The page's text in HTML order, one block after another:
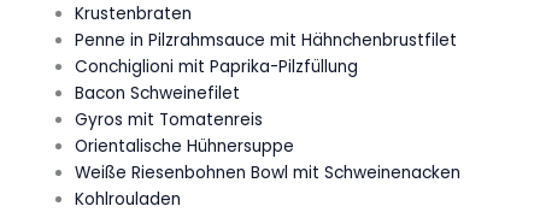
Krustenbraten
Penne in Pilzrahmsauce mit Hähnchenbrustfilet
Conchiglioni mit Paprika-Pilzfüllung
Bacon Schweinefilet
Gyros mit Tomatenreis
Orientalische Hühnersuppe
Weiße Riesenbohnen Bowl mit Schweinenacken
Kohlrouladen